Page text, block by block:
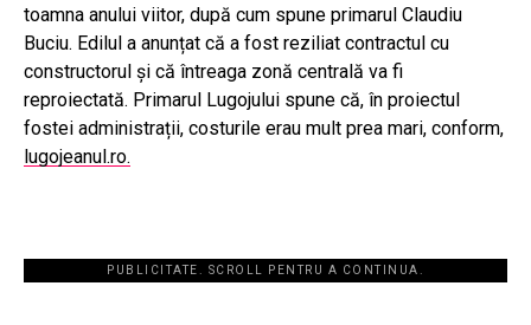
toamna anului viitor, după cum spune primarul Claudiu
Buciu. Edilul a anunțat că a fost reziliat contractul cu
constructorul și că întreaga zonă centrală va fi
reproiectată. Primarul Lugojului spune că, în proiectul
fostei administrații, costurile erau mult prea mari, conform,
lugojeanul.ro.
PUBLICITATE. SCROLL PENTRU A CONTINUA.